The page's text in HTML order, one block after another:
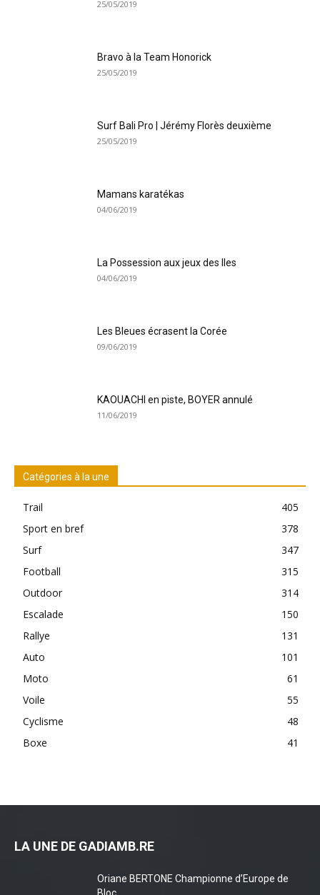
25/05/2019
Bravo à la Team Honorick
25/05/2019
Surf Bali Pro | Jérémy Florès deuxième
25/05/2019
Mamans karatékas
04/06/2019
La Possession aux jeux des Iles
04/06/2019
Les Bleues écrasent la Corée
09/06/2019
KAOUACHI en piste, BOYER annulé
11/06/2019
Catégories à la une
Trail
405
Sport en bref
378
Surf
347
Football
315
Outdoor
314
Escalade
150
Rallye
131
Auto
101
Moto
61
Voile
55
Cyclisme
48
Boxe
41
LA UNE DE GADIAMB.RE
Oriane BERTONE Championne d’Europe de
Bloc